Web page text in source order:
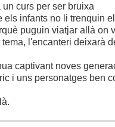
curs per ser bruixa
els infants no li trenquin
puguin viatjar allà on
l'encanteri deixarà
captivant noves
i uns personatges ben